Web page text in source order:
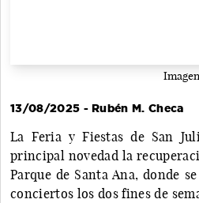
13/08/2025 - Rubén M. Checa
La Feria y Fiestas de San
principal novedad la
Parque de Santa Ana, donde
conciertos los dos fines de